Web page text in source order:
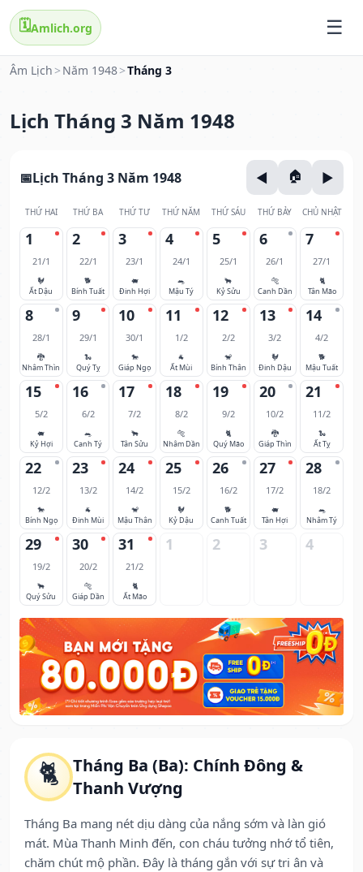
🗓️Amlich.org
Âm Lịch > Năm 1948>Tháng 3
Lịch Tháng 3 Năm 1948
🐈
Tháng Ba (Ba): Chính Đông &
Thanh Vượng
Tháng Ba mang nét dịu dàng của nắng sớm và làn gió
mát. Mùa Thanh Minh đến, con cháu tưởng nhớ tổ tiên,
chăm chút mộ phần. Đây là tháng gắn với sự tri ân và
Lịch Tháng 3 Năm 1948
THỨ HAI THỨ BA THỨ TƯ THỨ NĂM THỨ SÁU THỨ BẢY CHỦ NHẬT
1
21/1
🐓
Ất Dậu
2
22/1
🐕
Bính Tuất
3
23/1
🐖
Đinh Hợi
4
24/1
🐀
Mậu Tý
5
25/1
🐂
Kỷ Sửu
6
26/1
🐅
Canh Dần
7
27/1
🐈
Tân Mão
8
28/1
🐉
Nhâm Thìn
9
29/1
🐍
Quý Tỵ
10
30/1
🐎
Giáp Ngọ
11
1/2
🐐
Ất Mùi
12
2/2
🐒
Bính Thân
13
3/2
🐓
Đinh Dậu
14
4/2
🐕
Mậu Tuất
15
5/2
🐖
Kỷ Hợi
16
6/2
🐀
Canh Tý
17
7/2
🐂
Tân Sửu
18
8/2
🐅
Nhâm Dần
19
9/2
🐈
Quý Mão
20
10/2
🐉
Giáp Thìn
21
11/2
🐍
Ất Tỵ
22
12/2
🐎
Bính Ngọ
23
13/2
🐐
Đinh Mùi
24
14/2
🐒
Mậu Thân
25
15/2
🐓
Kỷ Dậu
26
16/2
🐕
Canh Tuất
27
17/2
🐖
Tân Hợi
28
18/2
🐀
Nhâm Tý
29
19/2
🐂
Quý Sửu
30
20/2
🐅
Giáp Dần
31
21/2
🐈
Ất Mão
1 2 3 4